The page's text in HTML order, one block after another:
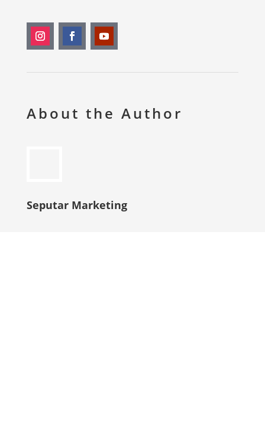
About the Author
Seputar Marketing